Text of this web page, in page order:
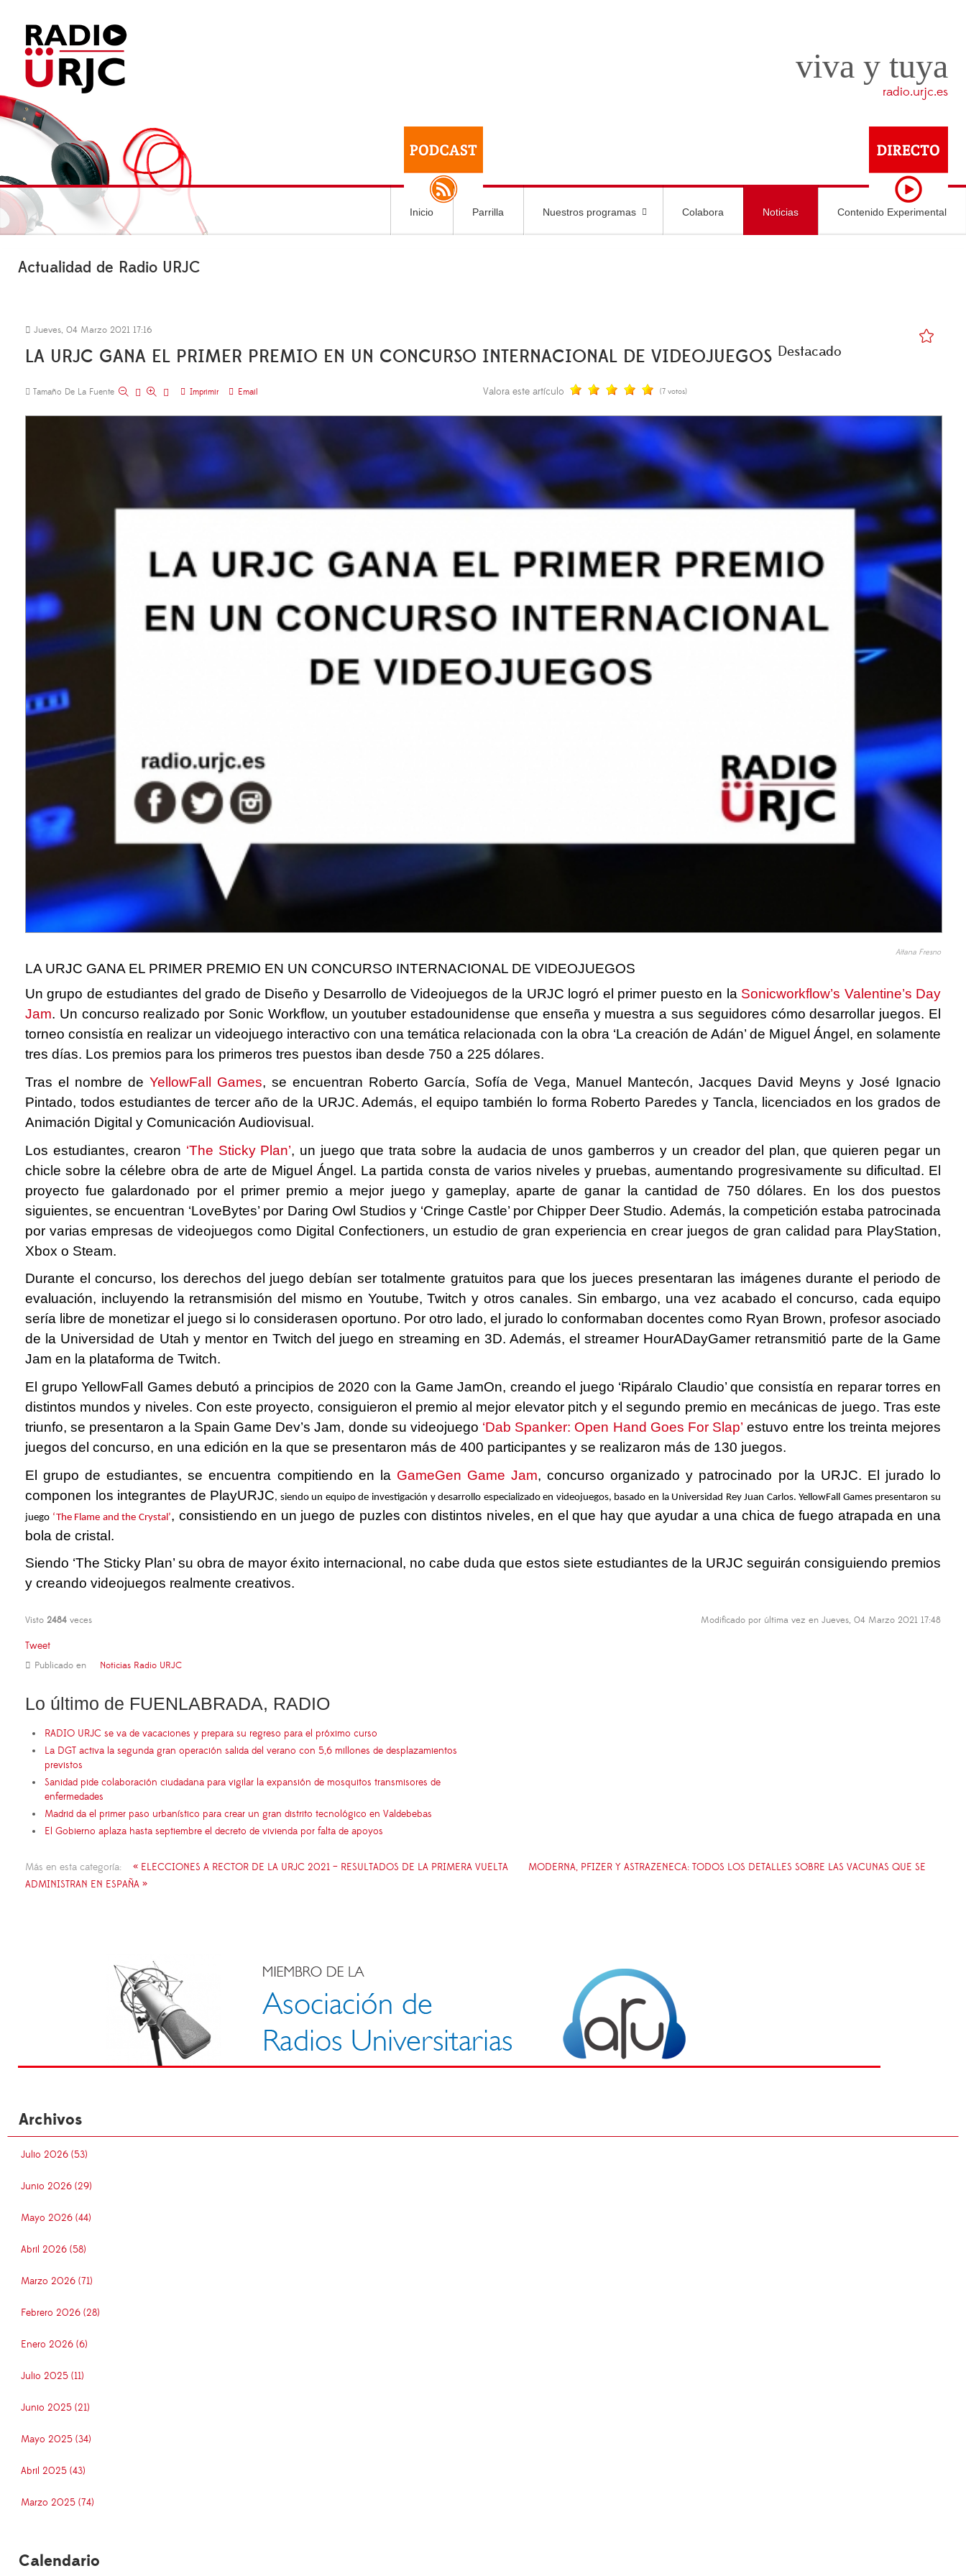
viva y tuya
radio.urjc.es
Inicio Parrilla Nuestros programas Colabora Noticias Contenido Experimental
Actualidad de Radio URJC
Jueves, 04 Marzo 2021 17:16
LA URJC GANA EL PRIMER PREMIO EN UN CONCURSO INTERNACIONAL DE VIDEOJUEGOS Destacado
Tamaño De La Fuente Imprimir Email Valora este artículo (7 votos)
Aitana Fresno
LA URJC GANA EL PRIMER PREMIO EN UN CONCURSO INTERNACIONAL DE VIDEOJUEGOS
Un grupo de estudiantes del grado de Diseño y Desarrollo de Videojuegos de la URJC logró el primer puesto en la Sonicworkflow’s Valentine’s Day
Jam. Un concurso realizado por Sonic Workflow, un youtuber estadounidense que enseña y muestra a sus seguidores cómo desarrollar juegos. El
torneo consistía en realizar un videojuego interactivo con una temática relacionada con la obra ‘La creación de Adán’ de Miguel Ángel, en solamente
tres días. Los premios para los primeros tres puestos iban desde 750 a 225 dólares.
Tras el nombre de YellowFall Games, se encuentran Roberto García, Sofía de Vega, Manuel Mantecón, Jacques David Meyns y José Ignacio
Pintado, todos estudiantes de tercer año de la URJC. Además, el equipo también lo forma Roberto Paredes y Tancla, licenciados en los grados de
Animación Digital y Comunicación Audiovisual.
Los estudiantes, crearon ‘The Sticky Plan’, un juego que trata sobre la audacia de unos gamberros y un creador del plan, que quieren pegar un
chicle sobre la célebre obra de arte de Miguel Ángel. La partida consta de varios niveles y pruebas, aumentando progresivamente su dificultad. El
proyecto fue galardonado por el primer premio a mejor juego y gameplay, aparte de ganar la cantidad de 750 dólares. En los dos puestos
siguientes, se encuentran ‘LoveBytes’ por Daring Owl Studios y ‘Cringe Castle’ por Chipper Deer Studio. Además, la competición estaba patrocinada
por varias empresas de videojuegos como Digital Confectioners, un estudio de gran experiencia en crear juegos de gran calidad para PlayStation,
Xbox o Steam.
Durante el concurso, los derechos del juego debían ser totalmente gratuitos para que los jueces presentaran las imágenes durante el periodo de
evaluación, incluyendo la retransmisión del mismo en Youtube, Twitch y otros canales. Sin embargo, una vez acabado el concurso, cada equipo
sería libre de monetizar el juego si lo considerasen oportuno. Por otro lado, el jurado lo conformaban docentes como Ryan Brown, profesor asociado
de la Universidad de Utah y mentor en Twitch del juego en streaming en 3D. Además, el streamer HourADayGamer retransmitió parte de la Game
Jam en la plataforma de Twitch.
El grupo YellowFall Games debutó a principios de 2020 con la Game JamOn, creando el juego ‘Ripáralo Claudio’ que consistía en reparar torres en
distintos mundos y niveles. Con este proyecto, consiguieron el premio al mejor elevator pitch y el segundo premio en mecánicas de juego. Tras este
triunfo, se presentaron a la Spain Game Dev’s Jam, donde su videojuego ‘Dab Spanker: Open Hand Goes For Slap’ estuvo entre los treinta mejores
juegos del concurso, en una edición en la que se presentaron más de 400 participantes y se realizaron más de 130 juegos.
El grupo de estudiantes, se encuentra compitiendo en la GameGen Game Jam, concurso organizado y patrocinado por la URJC. El jurado lo
componen los integrantes de PlayURJC, siendo un equipo de investigación y desarrollo especializado en videojuegos, basado en la Universidad Rey Juan Carlos. YellowFall Games presentaron su
juego ‘The Flame and the Crystal’, consistiendo en un juego de puzles con distintos niveles, en el que hay que ayudar a una chica de fuego atrapada en una
bola de cristal.
Siendo ‘The Sticky Plan’ su obra de mayor éxito internacional, no cabe duda que estos siete estudiantes de la URJC seguirán consiguiendo premios
y creando videojuegos realmente creativos.
Visto 2484 veces Modificado por última vez en Jueves, 04 Marzo 2021 17:48
Tweet
Publicado en Noticias Radio URJC
Lo último de FUENLABRADA, RADIO
RADIO URJC se va de vacaciones y prepara su regreso para el próximo curso
La DGT activa la segunda gran operación salida del verano con 5,6 millones de desplazamientos
previstos
Sanidad pide colaboración ciudadana para vigilar la expansión de mosquitos transmisores de
enfermedades
Madrid da el primer paso urbanístico para crear un gran distrito tecnológico en Valdebebas
El Gobierno aplaza hasta septiembre el decreto de vivienda por falta de apoyos
Más en esta categoría: « ELECCIONES A RECTOR DE LA URJC 2021 – RESULTADOS DE LA PRIMERA VUELTA
MODERNA, PFIZER Y ASTRAZENECA: TODOS LOS DETALLES SOBRE LAS VACUNAS QUE SE
ADMINISTRAN EN ESPAÑA »
Archivos
Julio 2026 (53)
Junio 2026 (29)
Mayo 2026 (44)
Abril 2026 (58)
Marzo 2026 (71)
Febrero 2026 (28)
Enero 2026 (6)
Julio 2025 (11)
Junio 2025 (21)
Mayo 2025 (34)
Abril 2025 (43)
Marzo 2025 (74)
Calendario